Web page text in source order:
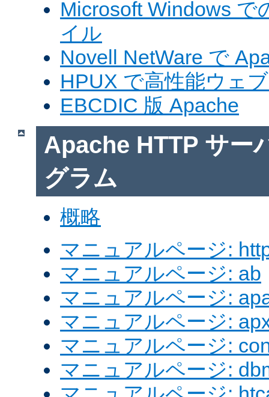
Microsoft Windows で
イル
Novell NetWare で
HPUX で高性能ウェ
EBCDIC 版 Apache
Apache HTTP サー
グラム
概略
マニュアルページ:
マニュアルページ: ab
マニュアルページ:
マニュアルページ:
マニュアルページ:
マニュアルページ: